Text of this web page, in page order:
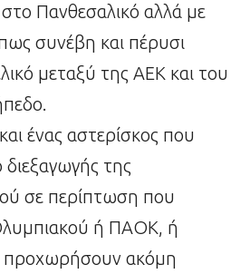
στο Πανθεσαλικό αλλά με
συνέβη και πέρυσι
μεταξύ της ΑΕΚ και του
ένας αστερίσκος που
της
σε περίπτωση που
ή ΠΑΟΚ, ή
προχωρήσουν ακόμη